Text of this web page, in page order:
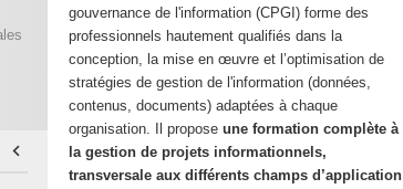
gouvernance de l'information (CPGI) forme des
professionnels hautement qualifiés dans la
conception, la mise en œuvre et l’optimisation de
stratégies de gestion de l'information (données,
contenus, documents) adaptées à chaque
organisation. Il proposeune formation complète à
la gestion de projets informationnels,
transversale aux différents champs d’application